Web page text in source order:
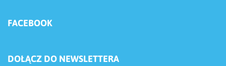
FACEBOOK
DOŁĄCZ DO NEWSLETTERA